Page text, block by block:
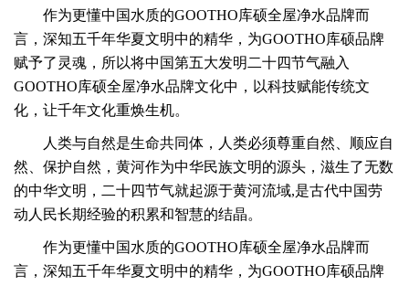
作为更懂中国水质的GOOTHO库硕全屋净水品牌而
言，深知五千年华夏文明中的精华，为GOOTHO库硕品牌
赋予了灵魂，所以将中国第五大发明二十四节气融入
GOOTHO库硕全屋净水品牌文化中，以科技赋能传统文
化，让千年文化重焕生机。
人类与自然是生命共同体，人类必须尊重自然、顺应自
然、保护自然，黄河作为中华民族文明的源头，滋生了无数
的中华文明， 二十四节气就起源于黄河流域,是古代中国劳
动人民长期经验的积累和智慧的结晶。
作为更懂中国水质的GOOTHO库硕全屋净水品牌而
言，深知五千年华夏文明中的精华，为GOOTHO库硕品牌